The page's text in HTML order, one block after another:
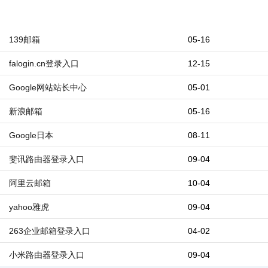
05-16
139邮箱
12-15
falogin.cn登录入口
05-01
Google网站站长中心
05-16
新浪邮箱
08-11
Google日本
09-04
斐讯路由器登录入口
10-04
阿里云邮箱
09-04
yahoo雅虎
04-02
263企业邮箱登录入口
09-04
小米路由器登录入口